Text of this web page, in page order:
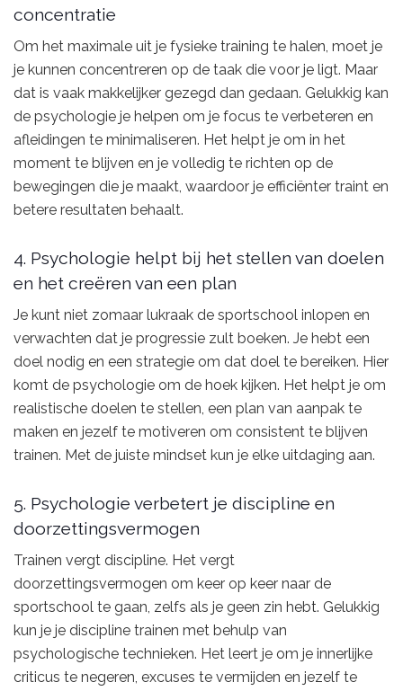
concentratie
Om het maximale uit je fysieke training te halen, moet je
je kunnen concentreren op de taak die voor je ligt. Maar
dat is vaak makkelijker gezegd dan gedaan. Gelukkig kan
de psychologie je helpen om je focus te verbeteren en
afleidingen te minimaliseren. Het helpt je om in het
moment te blijven en je volledig te richten op de
bewegingen die je maakt, waardoor je efficiënter traint en
betere resultaten behaalt.
4. Psychologie helpt bij het stellen van doelen
en het creëren van een plan
Je kunt niet zomaar lukraak de sportschool inlopen en
verwachten dat je progressie zult boeken. Je hebt een
doel nodig en een strategie om dat doel te bereiken. Hier
komt de psychologie om de hoek kijken. Het helpt je om
realistische doelen te stellen, een plan van aanpak te
maken en jezelf te motiveren om consistent te blijven
trainen. Met de juiste mindset kun je elke uitdaging aan.
5. Psychologie verbetert je discipline en
doorzettingsvermogen
Trainen vergt discipline. Het vergt
doorzettingsvermogen om keer op keer naar de
sportschool te gaan, zelfs als je geen zin hebt. Gelukkig
kun je je discipline trainen met behulp van
psychologische technieken. Het leert je om je innerlijke
criticus te negeren, excuses te vermijden en jezelf te